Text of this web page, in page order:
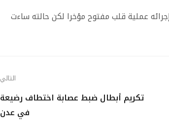
عملية قلب مفتوح مؤخرا لكن حالته ساءت
التالي
تكريم أبطال ضبط عصابة اختطاف رضيعة
في عدن